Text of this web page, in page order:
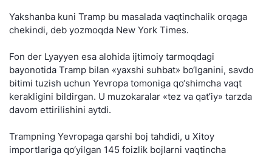
Yakshanba kuni Tramp bu masalada vaqtinchalik orqaga
chekindi, deb yozmoqda New York Times.
Fon der Lyayyen esa alohida ijtimoiy tarmoqdagi
bayonotida Tramp bilan «yaxshi suhbat» bo‘lganini, savdo
bitimi tuzish uchun Yevropa tomoniga qo‘shimcha vaqt
kerakligini bildirgan. U muzokaralar «tez va qat’iy» tarzda
davom ettirilishini aytdi.
Trampning Yevropaga qarshi boj tahdidi, u Xitoy
importlariga qo‘yilgan 145 foizlik bojlarni vaqtincha